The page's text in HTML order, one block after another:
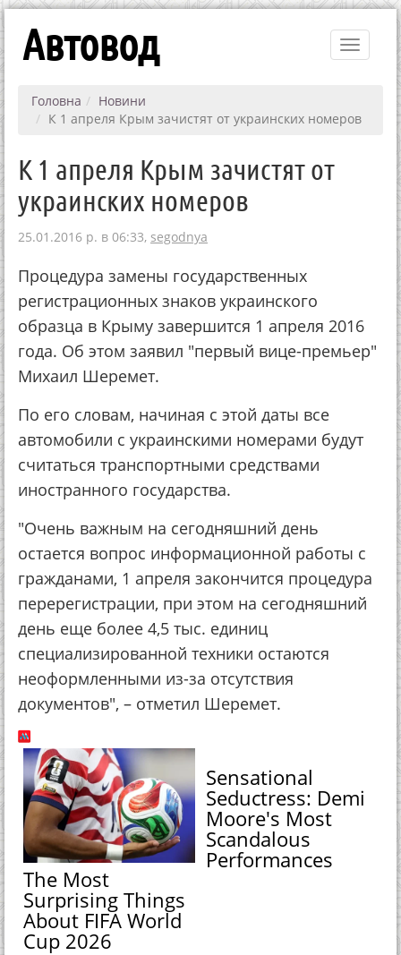
Toggle
Автовод
Головна
Новини
К 1 апреля Крым зачистят от украинских номеров
К 1 апреля Крым зачистят от
украинских номеров
25.01.2016 р. в 06:33, segodnya
Процедура замены государственных
регистрационных знаков украинского
образца в Крыму завершится 1 апреля 2016
года. Об этом заявил "первый вице-премьер"
Михаил Шеремет.
По его словам, начиная с этой даты все
автомобили с украинскими номерами будут
считаться транспортными средствами
иностранного государства.
"Очень важным на сегодняшний день
остается вопрос информационной работы с
гражданами, 1 апреля закончится процедура
перерегистрации, при этом на сегодняшний
день еще более 4,5 тыс. единиц
специализированной техники остаются
неоформленными из-за отсутствия
документов", – отметил Шеремет.
The Most
Surprising Things
About FIFA World
Cup 2026
Sensational
Seductress: Demi
Moore's Most
Scandalous
Performances